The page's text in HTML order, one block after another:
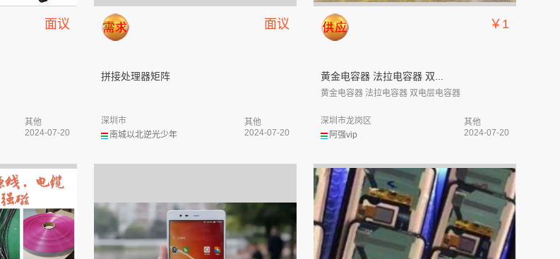
面议
其他
2024-07-20
面议
拼接处理器矩阵
南城以北逆光少年
深圳市
其他
2024-07-20
￥1
黄金电容器 法拉电容器 双...
黄金电容器 法拉电容器 双电层电容器
阿强vip
深圳市龙岗区
其他
2024-07-20